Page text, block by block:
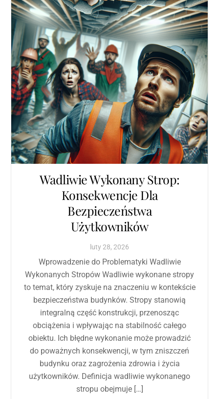
Wadliwie Wykonany Strop:
Konsekwencje Dla
Bezpieczeństwa
Użytkowników
luty28, 2026
Wprowadzenie do Problematyki Wadliwie
Wykonanych Stropów Wadliwie wykonane stropy
to temat, który zyskuje na znaczeniu w kontekście
bezpieczeństwa budynków. Stropy stanowią
integralną część konstrukcji, przenosząc
obciążenia i wpływając na stabilność całego
obiektu. Ich błędne wykonanie może prowadzić
do poważnych konsekwencji, w tym zniszczeń
budynku oraz zagrożenia zdrowia i życia
użytkowników. Definicja wadliwie wykonanego
stropu obejmuje […]